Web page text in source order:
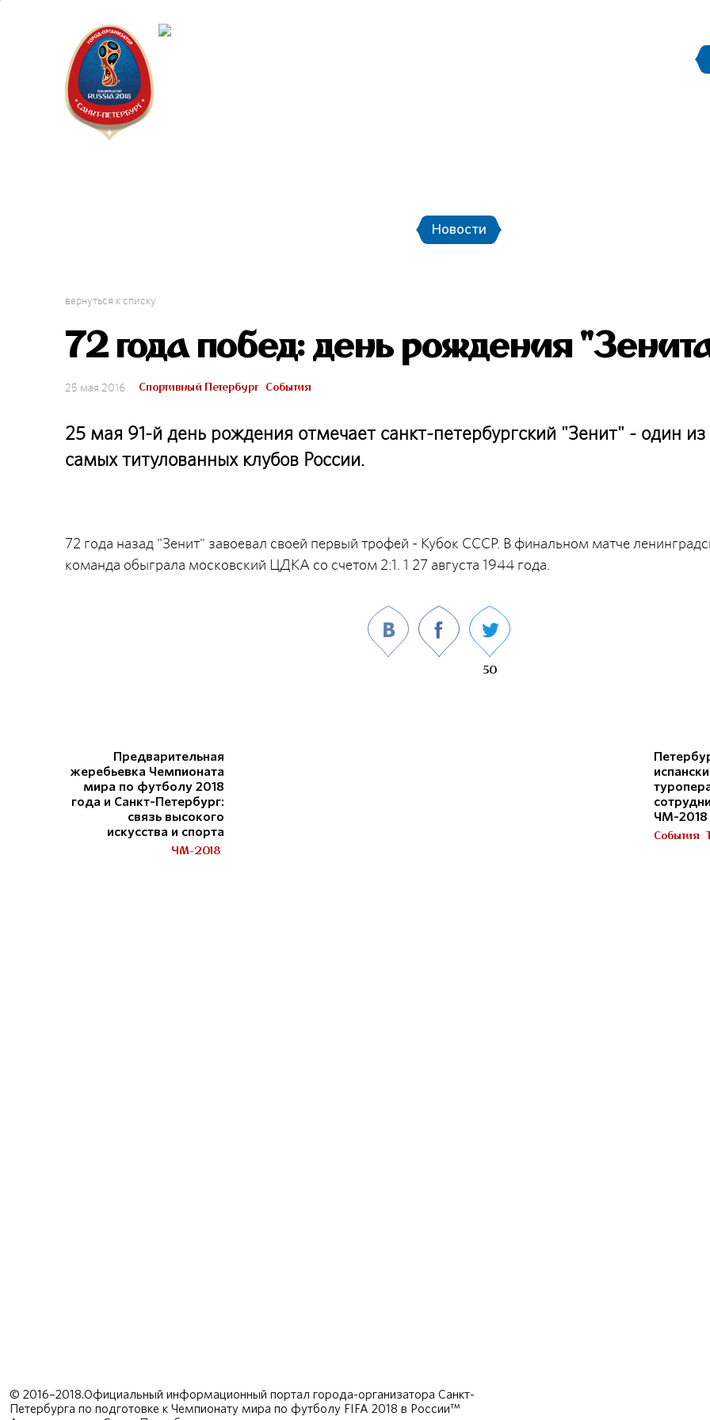
Новости
вернуться к списку
72 года побед: день рождения
25 мая 2016 Спортивный Петербург События
25 мая 91-й день рождения отмечает санкт-петербургский "Зенит" - один из
самых титулованных клубов России.
72 года назад "Зенит" завоевал своей первый трофей - Кубок СССР. В финальном матче
команда обыграла московский ЦДКА со счетом 2:1. 1 27 августа 1944 года.
50
Предварительная
жеребьевка Чемпионата
мира по футболу 2018
года и Санкт-Петербург:
связь высокого
искусства и спорта
ЧМ-2018
ЧМ-2018
События
© 2016–2018.Официальный информационный портал города-организатора Санкт-
Петербурга по подготовке к Чемпионату мира по футболу FIFA 2018 в России™